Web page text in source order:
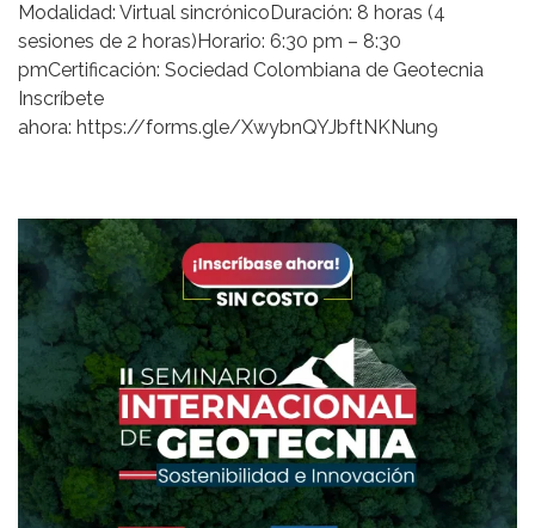
Modalidad: Virtual sincrónicoDuración: 8 horas (4
sesiones de 2 horas)Horario: 6:30 pm – 8:30
pmCertificación: Sociedad Colombiana de Geotecnia
Inscríbete
ahora: https://forms.gle/XwybnQYJbftNKNun9